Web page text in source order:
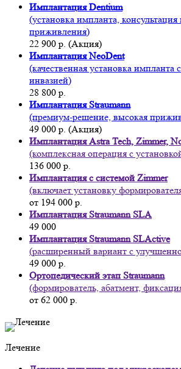
Имплантация Dentium
(установка импланта,
приживления)
22 900 р. (Акция)
Имплантация NeoDent
(качественная установка
инвазией)
28 800 р.
Имплантация Straumann
(премиум-решение, высокая
49 000 р. (Акция)
Имплантация Astra Tech, Zimmer,
(комплексная операция с
136 000 р.
Имплантация с системой Zimmer
(включает установку
от 194 000 р.
Имплантация Straumann SLA
49 000
Имплантация Straumann SLActive
(расширенный вариант с
49 000 р.
Ортопедический этап Straumann
(формирователь, абатмент,
от 62 000 р.
Лечение